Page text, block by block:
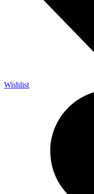
Wishlist